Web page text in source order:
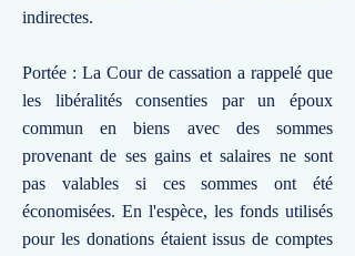
indirectes.
Portée : La Cour de cassation a rappelé que
les libéralités consenties par un époux
commun en biens avec des sommes
provenant de ses gains et salaires ne sont
pas valables si ces sommes ont été
économisées. En l'espèce, les fonds utilisés
pour les donations étaient issus de comptes